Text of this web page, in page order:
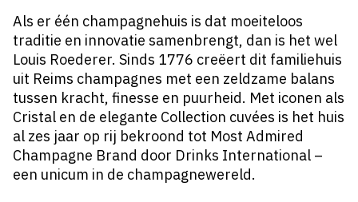
Als er één champagnehuis is dat moeiteloos
traditie en innovatie samenbrengt, dan is het wel
Louis Roederer. Sinds 1776 creëert dit familiehuis
uit Reims champagnes met een zeldzame balans
tussen kracht, finesse en puurheid. Met iconen als
Cristal en de elegante Collection cuvées is het huis
al zes jaar op rij bekroond tot Most Admired
Champagne Brand door Drinks International –
een unicum in de champagnewereld.